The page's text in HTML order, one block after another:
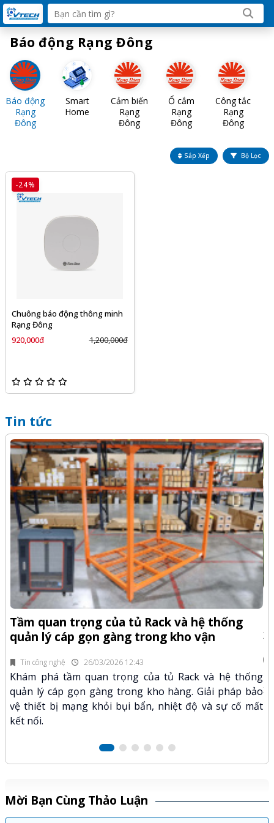
Báo động Rạng Đông
Smart
Home
Báo động
Rạng
Đông
Cảm biến
Rạng
Đông
Ổ cắm
Rạng
Đông
Công tắc
Rạng
Đông
Sắp Xếp Bộ Lọc
-24%
Chuông báo động thông minh
Rạng Đông
920,000đ
1,200,000đ
Tin tức
Tin công nghệ 26/03/2026 12:43
Tầm quan trọng của tủ Rack và hệ thống
quản lý cáp gọn gàng trong kho vận
Khám phá tầm quan trọng của tủ Rack và hệ thống
quản lý cáp gọn gàng trong kho hàng. Giải pháp bảo
vệ thiết bị mạng khỏi bụi bẩn, nhiệt độ và sự cố mất
kết nối.
Mời Bạn Cùng Thảo Luận